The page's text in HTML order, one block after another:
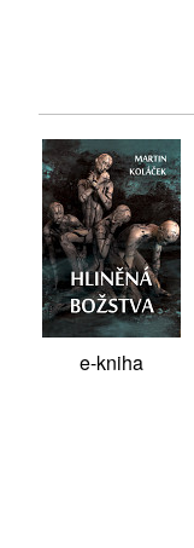
e-kniha